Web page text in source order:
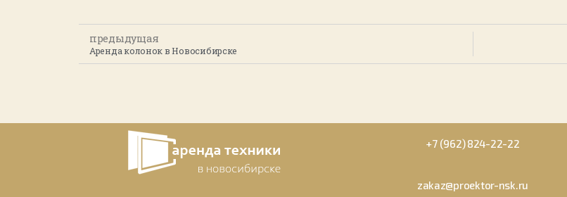
предыдущая
Аренда колонок в Новосибирске
+7 (962) 824-22-22
zakaz@proektor-nsk.ru